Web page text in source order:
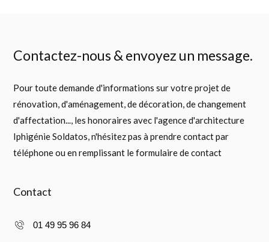
Contactez-nous & envoyez un message.
Pour toute demande d'informations sur votre projet de
rénovation, d'aménagement, de décoration, de changement
d'affectation..., les honoraires avec l'agence d'architecture
Iphigénie Soldatos, n'hésitez pas à prendre contact par
téléphone ou en remplissant le formulaire de contact
Contact
01 49 95 96 84